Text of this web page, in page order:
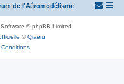
de l'Aéromodélisme
© phpBB Limited
©Qiaeru
Conditions